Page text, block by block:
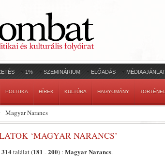
1% SZEMINÁRIUM ELŐADÁS MÉDIAAJÁNLAT
POLITIKA HÍREK KULTÚRA HAGYOMÁNY
Magyar Narancs
‘MAGYAR NARANCS’
314találat (181 -200) : Magyar Narancs.